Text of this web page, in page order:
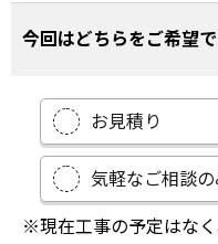
今回はどちらをご希望で
お見積り
気軽なご相談の
※現在工事の予定はな